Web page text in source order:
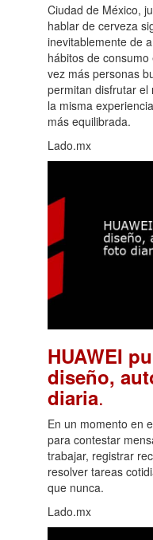
Ciudad de México,
hablar de cerveza
inevitablemente de
hábitos de
vez más personas
permitan disfrutar el
la misma
más equilibrada.
Lado.mx
HUAWEI
diseño,
diaria.
En un momento en
para contestar
trabajar, registrar
resolver tareas
que nunca.
Lado.mx